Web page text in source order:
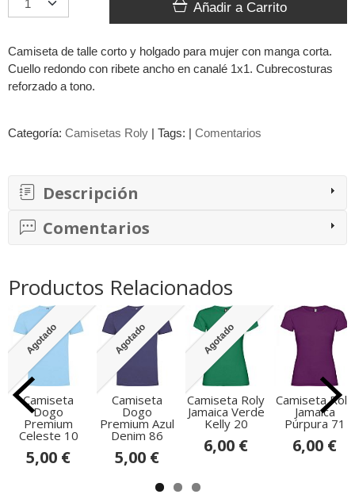
Añadir a Carrito
Camiseta de talle corto y holgado para mujer con manga corta.
Cuello redondo con ribete ancho en canalé 1x1. Cubrecosturas
reforzado a tono.
Categoría: Camisetas Roly | Tags: | Comentarios
Descripción
Comentarios
Productos Relacionados
Agotado
Camiseta
Dogo
Premium
Celeste 10
5,00 €
Agotado
Camiseta
Dogo
Premium Azul
Denim 86
5,00 €
Agotado
Camiseta Roly
Jamaica Verde
Kelly 20
6,00 €
Camiseta Roly
Jamaica
Púrpura 71
6,00 €